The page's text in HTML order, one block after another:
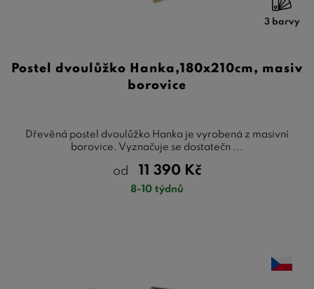
3 barvy
Postel dvoulůžko Hanka,180x210cm, masiv
borovice
Dřevěná postel dvoulůžko Hanka je vyrobená z masivní
borovice. Vyznačuje se dostatečn ...
od 11 390 Kč
8-10 týdnů